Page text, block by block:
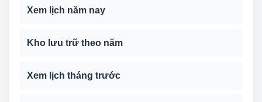
Xem lịch năm nay
Kho lưu trữ theo năm
Xem lịch tháng trước